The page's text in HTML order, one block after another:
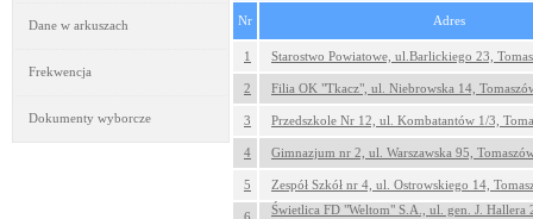
Dane w arkuszach
Frekwencja
Dokumenty wyborcze
Nr Adres
1 Starostwo Powiatowe, ul.Barlickiego 23,
2 Filia OK "Tkacz", ul. Niebrowska 14,
3 Przedszkole Nr 12, ul. Kombatantów 1/3,
4 Gimnazjum nr 2, ul. Warszawska 95,
5 Zespół Szkół nr 4, ul. Ostrowskiego 14,
Świetlica FD "Weltom" S.A., ul. gen. J. Hallera